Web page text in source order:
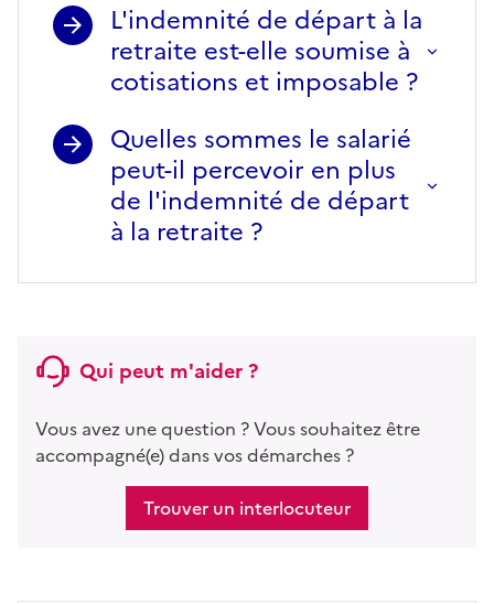
L'indemnité de départ à la
retraite est-elle soumise à
cotisations et imposable ?
Quelles sommes le salarié
peut-il percevoir en plus
de l'indemnité de départ
à la retraite ?
Qui peut m'aider ?
Vous avez une question ? Vous souhaitez être
accompagné(e) dans vos démarches ?
Trouver un interlocuteur